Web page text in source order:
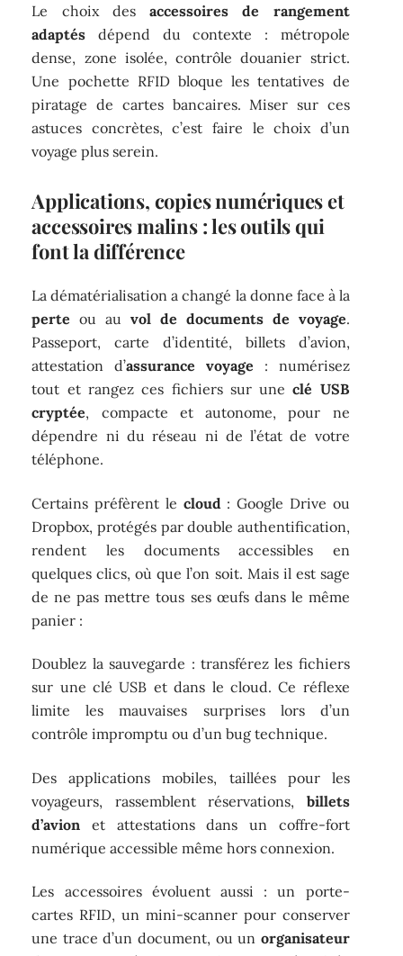
Le choix desaccessoires de rangement
adaptés dépend du contexte : métropole
dense, zone isolée, contrôle douanier strict.
Une pochette RFID bloque les tentatives de
piratage de cartes bancaires. Miser sur ces
astuces concrètes, c’est faire le choix d’un
voyage plus serein.
Applications, copies numériques et
accessoires malins : les outils qui
font la différence
La dématérialisation a changé la donne face à la
perte ou auvol de documents de voyage.
Passeport, carte d’identité, billets d’avion,
attestation d’assurance voyage : numérisez
tout et rangez ces fichiers sur uneclé USB
cryptée, compacte et autonome, pour ne
dépendre ni du réseau ni de l’état de votre
téléphone.
Certains préfèrent le cloud : Google Drive ou
Dropbox, protégés par double authentification,
rendent les documents accessibles en
quelques clics, où que l’on soit. Mais il est sage
de ne pas mettre tous ses œufs dans le même
panier :
Doublez la sauvegarde : transférez les fichiers
sur une clé USB et dans le cloud. Ce réflexe
limite les mauvaises surprises lors d’un
contrôle impromptu ou d’un bug technique.
Des applications mobiles, taillées pour les
voyageurs, rassemblent réservations, billets
d’avion et attestations dans un coffre-fort
numérique accessible même hors connexion.
Les accessoires évoluent aussi : un porte-
cartes RFID, un mini-scanner pour conserver
une trace d’un document, ou un organisateur